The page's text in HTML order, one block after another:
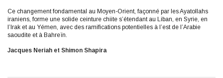
Ce changement fondamental au Moyen-Orient, façonné par les Ayatollahs
iraniens, forme une solide ceinture chiite s’étendant au Liban, en Syrie, en
l’Irak et au Yémen, avec des ramifications potentielles à l’est de l’Arabie
saoudite et à Bahreïn.
Jacques Neriah et Shimon Shapira